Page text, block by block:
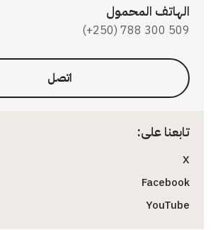
الهاتف المحمول
(+250) 788 300 509
اتصل
تابعنا على:
X
Facebook
YouTube